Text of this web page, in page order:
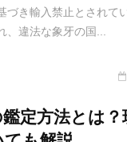
づき輸入禁止とされて
違法な象牙の国...
定方法とは？